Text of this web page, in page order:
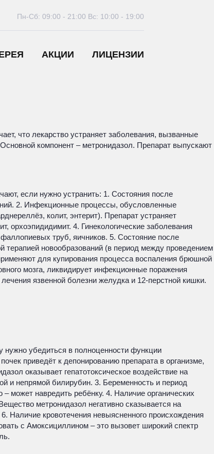
АКЦИИ ЛИЦЕНЗИИ
Пн-Сб: 09:00 - 21:00 Вс: 10:00 - 19:00
что лекарство устраняет заболевания, вызванные
компонент – метронидазол. Препарат выпускают
если нужно устранить: 1. Состояния после
2. Инфекционные процессы, обусловленные
колит, энтерит). Препарат устраняет
орхоэпидидимит. 4. Гинекологические заболевания
труб, яичников. 5. Состояние после
новообразований (в период между проведением
для купирования процесса воспаления брюшной
мозга, ликвидирует инфекционные поражения
язвенной болезни желудка и 12-перстной кишки.
нужно убедиться в полноценности функции
приведёт к депонированию препарата в организме,
оказывает гепатотоксическое воздействие на
и непрямой билирубин. 3. Беременность и период
может навредить ребёнку. 4. Наличие органических
метронидазол негативно сказывается на
Наличие кровотечения невыясненного происхождения
с Амоксициллином – это вызовет широкий спектр